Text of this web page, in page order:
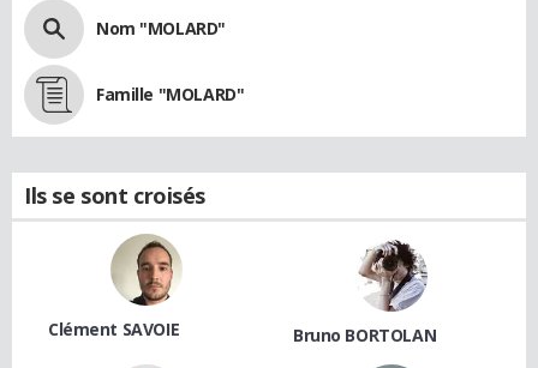
Nom "MOLARD"
Famille "MOLARD"
Ils se sont croisés
Clément SAVOIE Bruno BORTOLAN